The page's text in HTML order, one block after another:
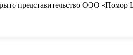
представительство ООО